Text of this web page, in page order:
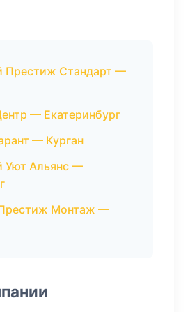
Престиж Стандарт —
— Екатеринбург
— Курган
Уют Альянс —
Монтаж —